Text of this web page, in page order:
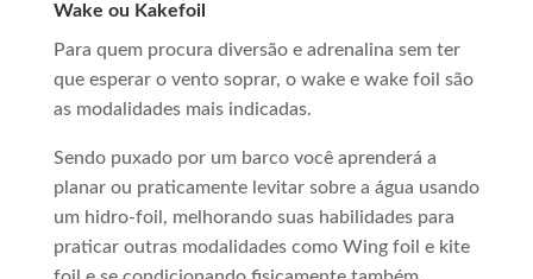
Wake ou Kakefoil
Para quem procura diversão e adrenalina sem ter
que esperar o vento soprar, o wake e wake foil são
as modalidades mais indicadas.
Sendo puxado por um barco você aprenderá a
planar ou praticamente levitar sobre a água usando
um hidro-foil, melhorando suas habilidades para
praticar outras modalidades como Wing foil e kite